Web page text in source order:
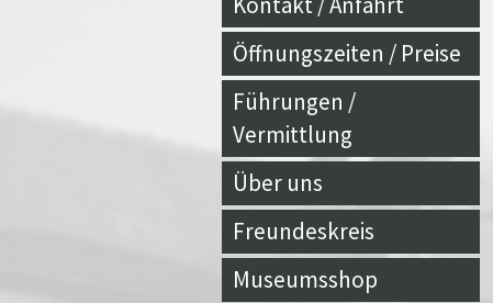
Öffnungszeiten / Preise
Führungen /
Vermittlung
Über uns
Freundeskreis
Museumsshop